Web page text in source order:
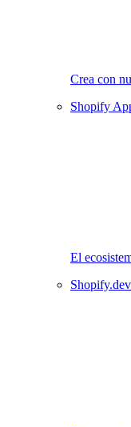
Crea con
Shopify
El
Shopify.dev